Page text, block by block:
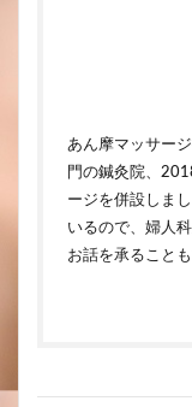
あん摩マッサー
門の鍼灸院、
ージを併設しま
いるので、婦人
お話を承ることも